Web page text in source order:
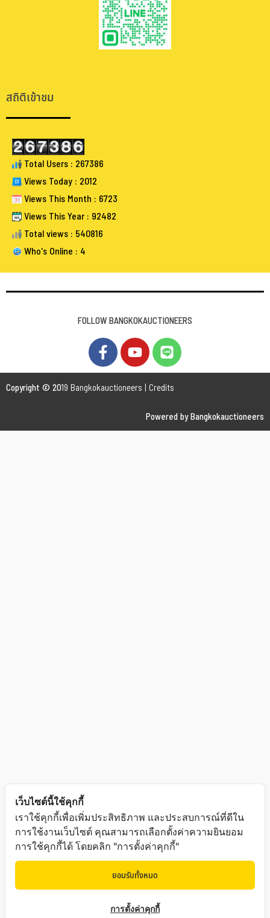
สถิติเข้าชม
Total Users : 267386
Views Today : 2012
Views This Month : 6723
Views This Year : 92482
Total views : 540816
Who's Online : 4
FOLLOW BANGKOKAUCTIONEERS
Copyright © 2019 Bangkokauctioneers | Credits
Powered by Bangkokauctioneers
เว็บไซต์นี้ใช้คุกกี้
เราใช้คุกกี้เพื่อเพิ่มประสิทธิภาพ และประสบการณ์ที่ดีใน
การใช้งานเว็บไซต์ คุณสามารถเลือกตั้งค่าความยินยอม
การใช้คุกกี้ได้ โดยคลิก "การตั้งค่าคุกกี้"
ยอมรับทั้งหมด
การตั้งค่าคุกกี้